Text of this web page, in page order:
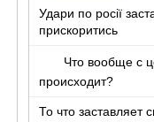
Удари по росії
прискоритись
Что вообще с
происходит?
То что заставляет